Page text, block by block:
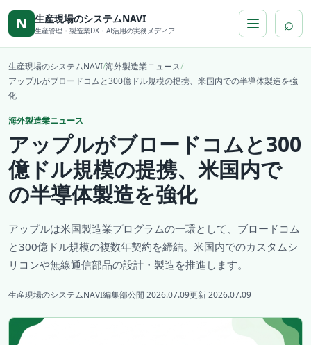
本文へ移動
N 生産現場のシステムNAVI
生産管理・製造業DX・AI活用の実務メディア ⌕
生産現場のシステムNAVI/海外製造業ニュース/
アップルがブロードコムと300億ドル規模の提携、米国内での半導体製造を強
化
海外製造業ニュース
アップルがブロードコムと300
億ドル規模の提携、米国内で
の半導体製造を強化
アップルは米国製造業プログラムの一環として、ブロードコム
と300億ドル規模の複数年契約を締結。米国内でのカスタムシ
リコンや無線通信部品の設計・製造を推進します。
生産現場のシステムNAVI編集部公開 2026.07.09更新 2026.07.09